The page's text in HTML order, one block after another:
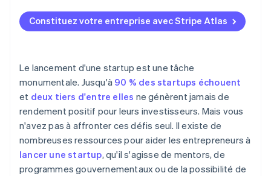
Utiliser les réseaux universitaires ou d’anciens
SCORE
Programmes de développement rural de l’USDA
Agences de développement économique fédérales
et locales
Economic Development Administration (EDA) des
États-Unis
US Export Assistance Centers (USEAC)
L’inscription sur Atlas
Accepter des paiements et effectuer des
Achat dématérialisé d’actions par le fondateur
Prise en charge automatique de l’option
fiscale 83(b)
Des documents juridiques de standing international
Une année gratuite de Stripe Payments, plus de
50 000 $ en crédits et remises partenaires
Constituez votre entreprise avec Stripe Atlas
Le lancement d'une startup est une tâche
monumentale. Jusqu'à 90 % des startups échouent
et deux tiers d'entre elles ne génèrent jamais de
rendement positif pour leurs investisseurs. Mais vous
n'avez pas à affronter ces défis seul. Il existe de
nombreuses ressources pour aider les entrepreneurs à
lancer une startup, qu'il s'agisse de mentors, de
programmes gouvernementaux ou de la possibilité de